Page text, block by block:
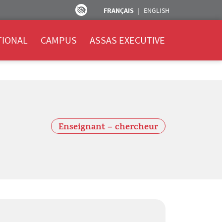
FRANÇAIS ENGLISH
CAMPUS ASSAS EXECUTIVE
Enseignant – chercheur